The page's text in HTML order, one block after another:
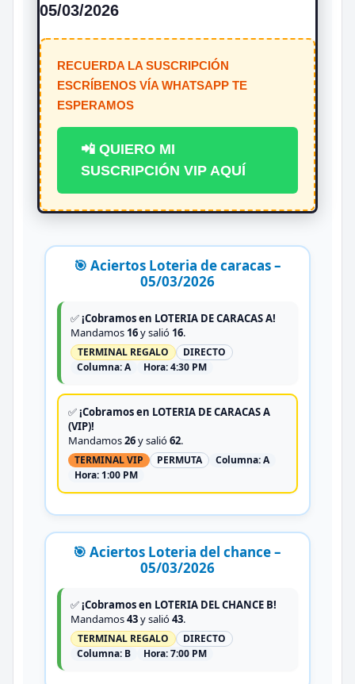
05/03/2026
RECUERDA LA SUSCRIPCIÓN
ESCRÍBENOS VÍA WHATSAPP TE
ESPERAMOS
📲 QUIERO MI
SUSCRIPCIÓN VIP AQUÍ
🎯 Aciertos Loteria de caracas –
05/03/2026
✅¡Cobramos en LOTERIA DE CARACAS A!
Mandamos 16y salió 16.
TERMINAL REGALO
DIRECTO
Columna:A Hora:4:30 PM
✅¡Cobramos en LOTERIA DE CARACAS A
(VIP)!
Mandamos26y salió62.
TERMINAL VIP PERMUTA Columna:A
Hora: 1:00 PM
🎯 Aciertos Loteria del chance –
05/03/2026
✅¡Cobramos en LOTERIA DEL CHANCE B!
Mandamos43y salió43.
TERMINAL REGALO
DIRECTO
Columna: B Hora:7:00 PM